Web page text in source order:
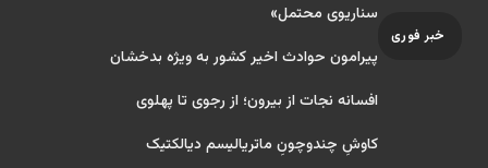
خبر فوری
سناریوی محتمل»
پیرامون حوادث اخیر کشور به ویژه بدخشان
افسانه نجات از بیرون؛ از رجوی تا پهلوی
کاوشِ چندو‌چونِ ماتریالیسم دیالکتیک